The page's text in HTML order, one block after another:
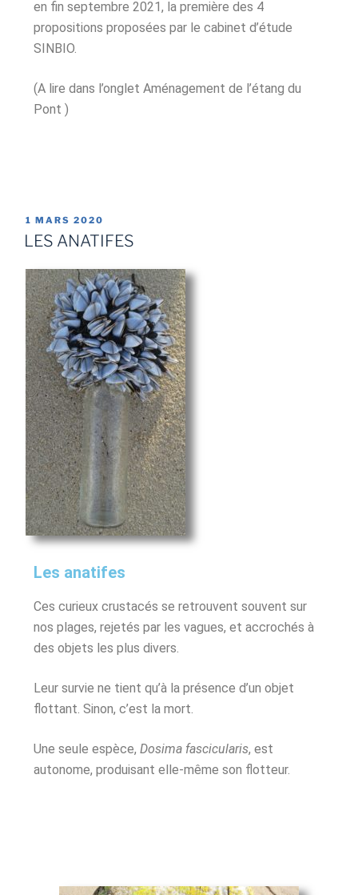
en fin septembre 2021, la première des 4
propositions proposées par le cabinet d’étude
SINBIO.
(A lire dans l’onglet Aménagement de l’étang du
Pont )
1 MARS 2020
LES ANATIFES
Les anatifes
Ces curieux crustacés se retrouvent souvent sur
nos plages, rejetés par les vagues, et accrochés à
des objets les plus divers.
Leur survie ne tient qu’à la présence d’un objet
flottant. Sinon, c’est la mort.
Une seule espèce, Dosima fascicularis, est
autonome, produisant elle-même son flotteur.